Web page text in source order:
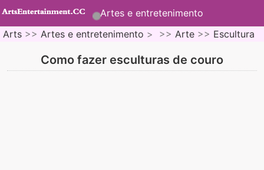
Artes e entretenimento
Arts >> Artes e entretenimento > >> Arte >> Escultura
Como fazer esculturas de couro